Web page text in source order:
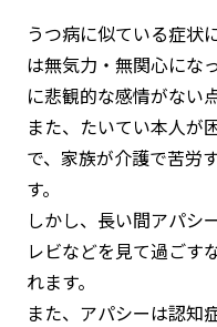
うつ病に似ている症状
は無気力・無関心にな
に悲観的な感情がない
また、たいてい本人が
で、家族が介護で苦労
す。
しかし、長い間アパシ
レビなどを見て過ごす
れます。
また、アパシーは認知